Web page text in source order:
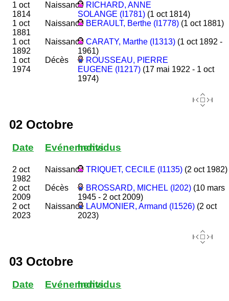
1 oct
1814
Naissance RICHARD, ANNE
SOLANGE (I1781) (1 oct 1814)
1 oct
1881
Naissance BERAULT, Berthe (I1778) (1 oct 1881)
1 oct
1892
Naissance CARATY, Marthe (I1313) (1 oct 1892 -
1961)
1 oct
1974
Décès
ROUSSEAU, PIERRE
EUGENE (I1217) (17 mai 1922 - 1 oct
1974)
02 Octobre
Date Evénements
Individus
2 oct
1982
Naissance TRIQUET, CECILE (I1135) (2 oct 1982)
2 oct
2009
Décès BROSSARD, MICHEL (I202) (10 mars
1945 - 2 oct 2009)
2 oct
2023
Naissance LAUMONIER, Armand (I1526) (2 oct
2023)
03 Octobre
Date Evénements
Individus